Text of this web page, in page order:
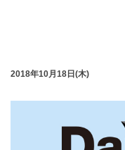
2018年10月18日(木)